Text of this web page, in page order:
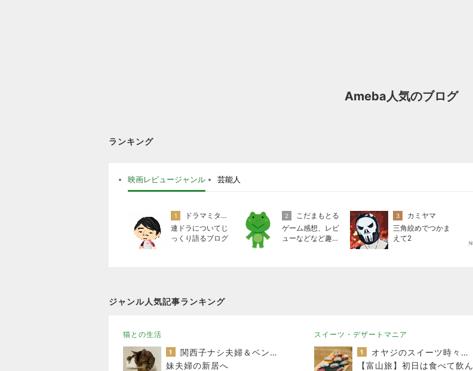
Ameba人気のブログ
ランキング
映画レビュージャンル 芸能人
1
ドラマミタロー
連ドラについてじ
っくり語るブログ
2
こだまもとる
ゲーム感想、レビ
ューなどなど趣味
3
カミヤマ
三角絞めでつかま
えて2
ジャンル人気記事ランキング
猫との生活
1
関西子ナシ夫婦＆ベンガル猫のがむしゃらな毎日
妹夫婦の新居へ
スイーツ・デザートマニア
1
オヤジのスイーツ時々ランニングブログ
【富山旅】初日は食べて飲ん